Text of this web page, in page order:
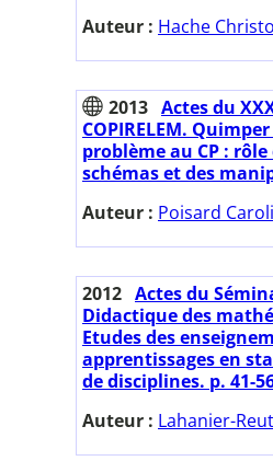
Auteur : Hache
2013 Actes du
COPIRELEM.
problème au CP :
schémas et des
Auteur : Poisard
2012 Actes du
Didactique des
Etudes des
apprentissages en
de disciplines. p. 41-
Auteur : Lahanier-